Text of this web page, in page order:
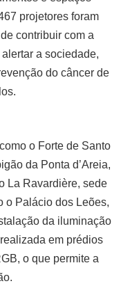
projetores foram
contribuir com a
a sociedade,
do câncer de
o Forte de Santo
da Ponta d’Areia,
La Ravardière, sede
o Palácio dos Leões,
da iluminação
em prédios
o que permite a